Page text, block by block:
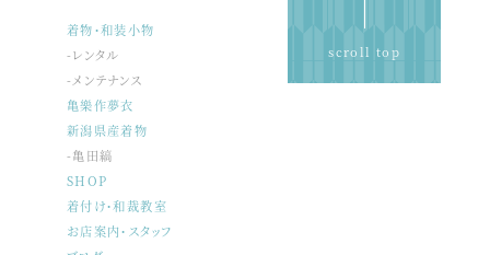
scroll top
着物・和装小物
-レンタル
-メンテナンス
亀樂作夢衣
新潟県産着物
-亀田縞
SHOP
着付け・和裁教室
お店案内・スタッフ